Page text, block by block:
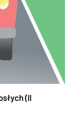
(II